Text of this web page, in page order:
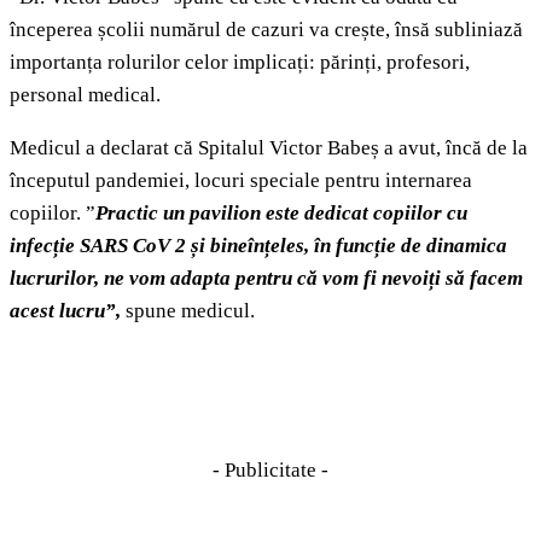
începerea școlii numărul de cazuri va crește, însă subliniază
importanța rolurilor celor implicați: părinți, profesori,
personal medical.
Medicul a declarat că Spitalul Victor Babeș a avut, încă de la
începutul pandemiei, locuri speciale pentru internarea
copiilor. ”Practic un pavilion este dedicat copiilor cu
infecție SARS CoV 2 și bineînțeles, în funcție de dinamica
lucrurilor, ne vom adapta pentru că vom fi nevoiți să facem
acest lucru”, spune medicul.
- Publicitate -